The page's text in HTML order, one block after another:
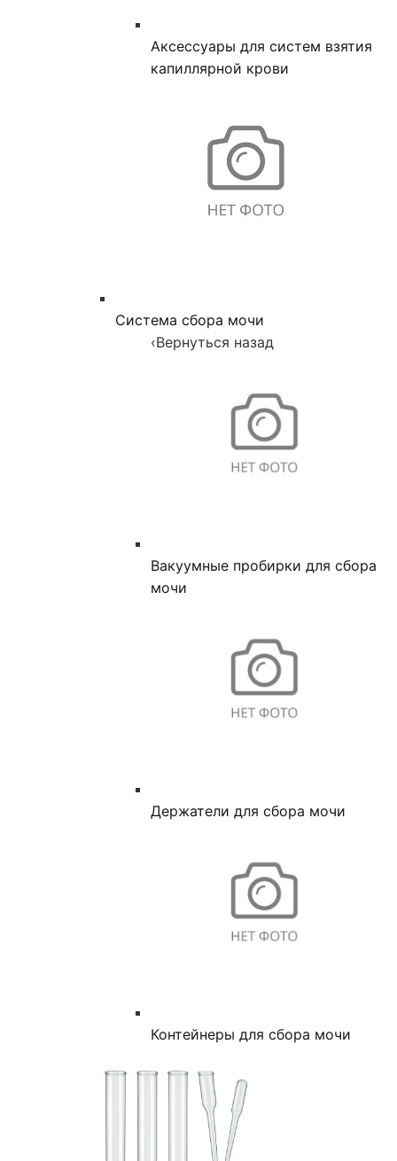
Аксессуары для систем взятия
капиллярной крови
Система сбора мочи
‹Вернуться назад
Вакуумные пробирки для сбора
мочи
Держатели для сбора мочи
Контейнеры для сбора мочи